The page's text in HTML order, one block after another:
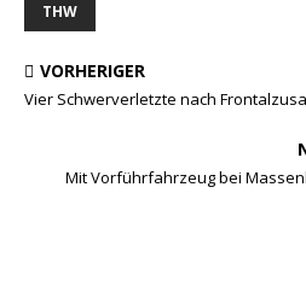
THW
VORHERIGER
Vier Schwerverletzte nach
Mit Vorführfahrzeug bei